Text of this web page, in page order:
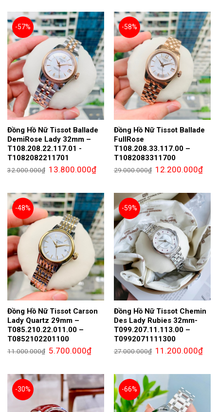
7.900.000₫.
-57%
Đồng Hồ Nữ Tissot Ballade
DemiRose Lady 32mm –
T108.208.22.117.01 -
T1082082211701
32.000.000₫ Giá
gốc
13.800.000₫Giá
hiện
13.800.000₫.
-58%
Đồng Hồ Nữ Tissot Ballade
FullRose
T108.208.33.117.00 –
T1082083311700
29.000.000₫ Giá
gốc
12.200.000₫Giá
hiện
-48%
Đồng Hồ Nữ Tissot Carson
Lady Quartz 29mm –
T085.210.22.011.00 –
T0852102201100
11.000.000₫ Giá
gốc
5.700.000₫Giá
hiện
5.700.000₫.
-59%
Đồng Hồ Nữ Tissot Chemin
Des Lady Rubies 32mm-
T099.207.11.113.00 –
T0992071111300
27.000.000₫ Giá
gốc
11.200.000₫Giá
hiện
-30%
-66%